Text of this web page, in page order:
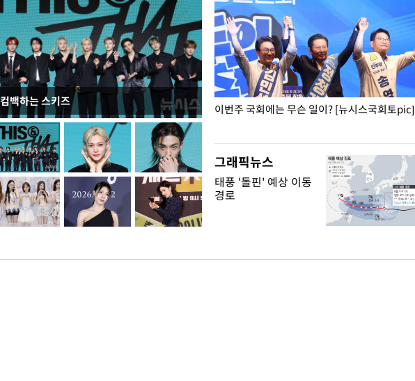
컴백하는 스키즈
이 대통령, 국가폭력 피해자에 위로·사과…"국가
가 책임지고 치유"
이번주 국회에는 무슨 일이? [뉴시스국회토pic]
그래픽뉴스
태풍 '돌핀' 예상 이동
경로